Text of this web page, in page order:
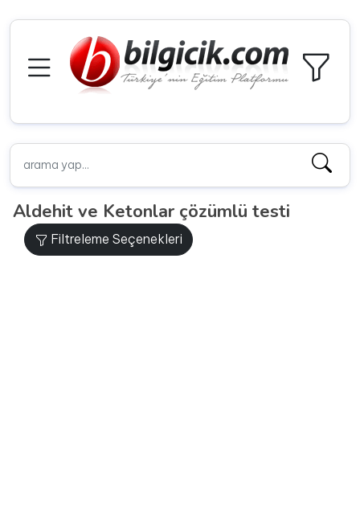
Aldehit ve Ketonlar çözümlü testi
Filtreleme Seçenekleri